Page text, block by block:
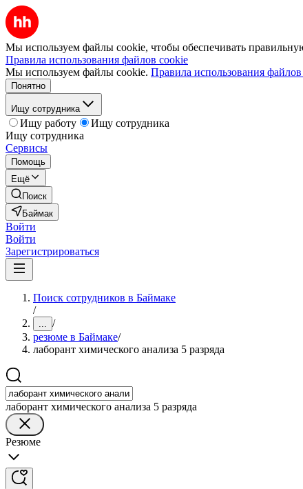
Мы используем файлы cookie, чтобы обеспечивать
Правила использования файлов cookie
Мы используем файлы cookie. Правила использования
Понятно
Ищу сотрудника
Ищу работу
Ищу сотрудника
Ищу сотрудника
Сервисы
Помощь
Ещё
Поиск
Баймак
Войти
Войти
Зарегистрироваться
Поиск сотрудников в Баймаке
/
... /
резюме в Баймаке/
лаборант химического анализа 5 разряда
лаборант химического анализа 5 разряда
Резюме